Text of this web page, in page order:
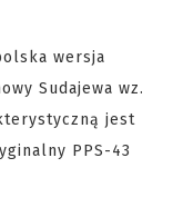
wersja
Sudajewa wz.
jest
PPS-43